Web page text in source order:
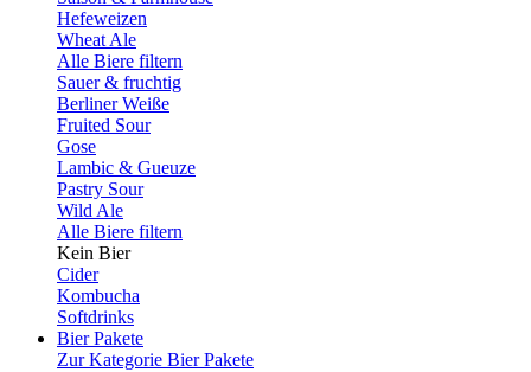
Hefeweizen
Wheat Ale
Alle Biere filtern
Sauer & fruchtig
Berliner Weiße
Fruited Sour
Gose
Lambic & Gueuze
Pastry Sour
Wild Ale
Alle Biere filtern
Kein Bier
Cider
Kombucha
Softdrinks
Bier Pakete
Zur Kategorie Bier Pakete